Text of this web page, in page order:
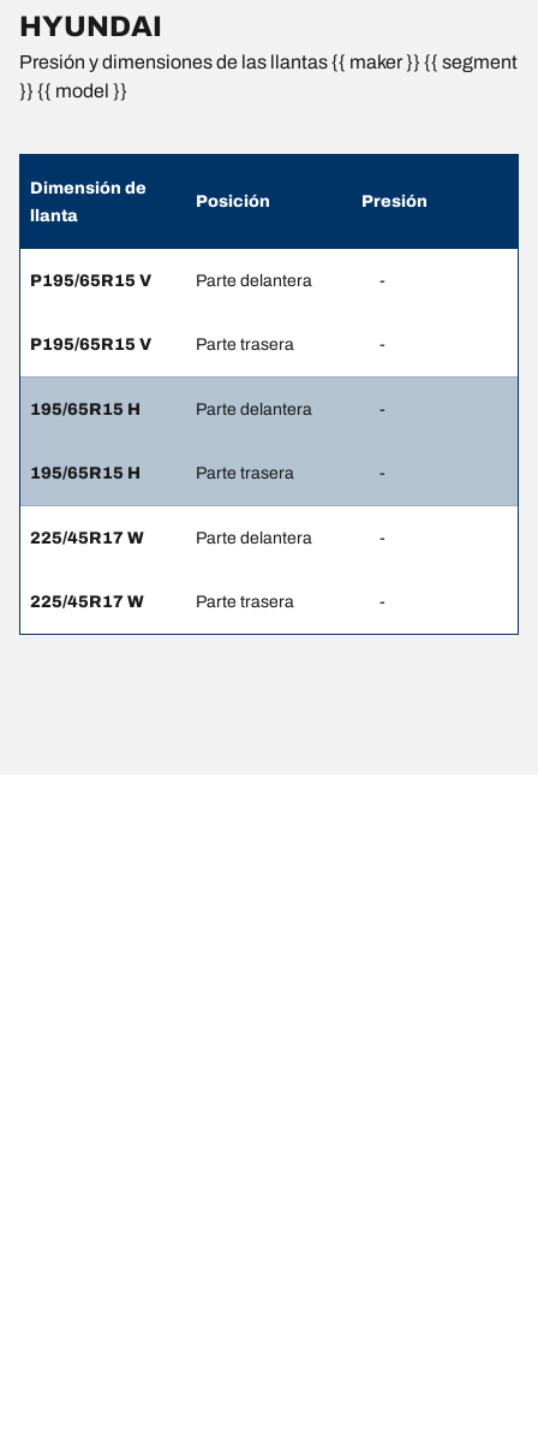
HYUNDAI
Presión y dimensiones de las llantas {{ maker }} {{ segment
}} {{ model }}
Dimensión de
llanta
Posición Presión
P195/65R15 V Parte delantera -
P195/65R15 V Parte trasera -
195/65R15 H Parte delantera -
195/65R15 H Parte trasera -
225/45R17 W Parte delantera -
225/45R17 W Parte trasera -